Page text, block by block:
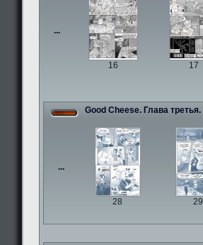
...
16 17
Good Cheese. Глава третья.
...
28 29